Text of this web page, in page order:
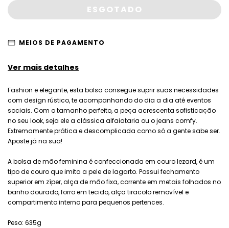
MEIOS DE PAGAMENTO
Ver mais detalhes
Fashion e elegante, esta bolsa consegue suprir suas necessidades
com design rústico, te acompanhando do dia a dia até eventos
sociais. Com o tamanho perfeito, a peça acrescenta sofisticação
no seu look, seja ele a clássica alfaiataria ou o jeans comfy.
Extremamente prática e descomplicada como só a gente sabe ser.
Aposte já na sua!
A bolsa de mão feminina é confeccionada em couro lezard, é um
tipo de couro que imita a pele de lagarto. Possui fechamento
superior em zíper, alça de mão fixa, corrente em metais folhados no
banho dourado, forro em tecido, alça tiracolo removível e
compartimento interno para pequenos pertences.
Peso: 635g